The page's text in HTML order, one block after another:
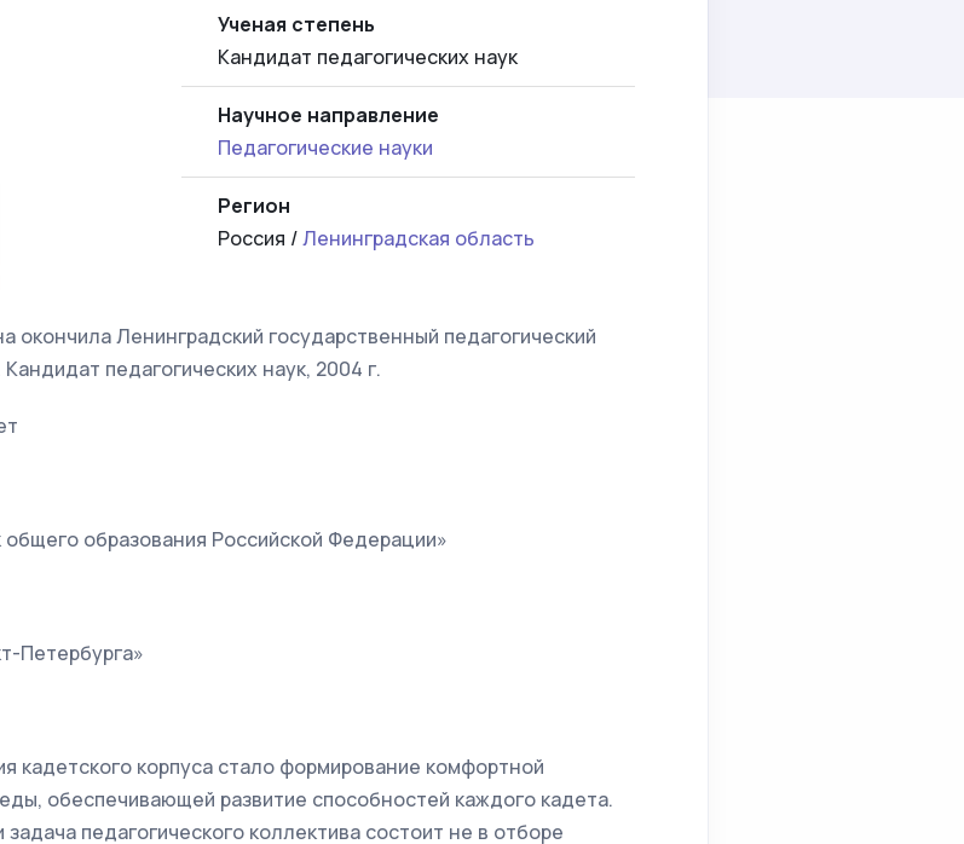
Ученая степень
Кандидат педагогических наук
Научное направление
Педагогические науки
Регион
Россия /Ленинградская область
Ленинградский государственный педагогический
педагогических наук, 2004 г.
образования Российской Федерации»
Петербурга»
кадетского корпуса стало формирование комфортной
обеспечивающей развитие способностей каждого кадета.
педагогического коллектива состоит не в отборе